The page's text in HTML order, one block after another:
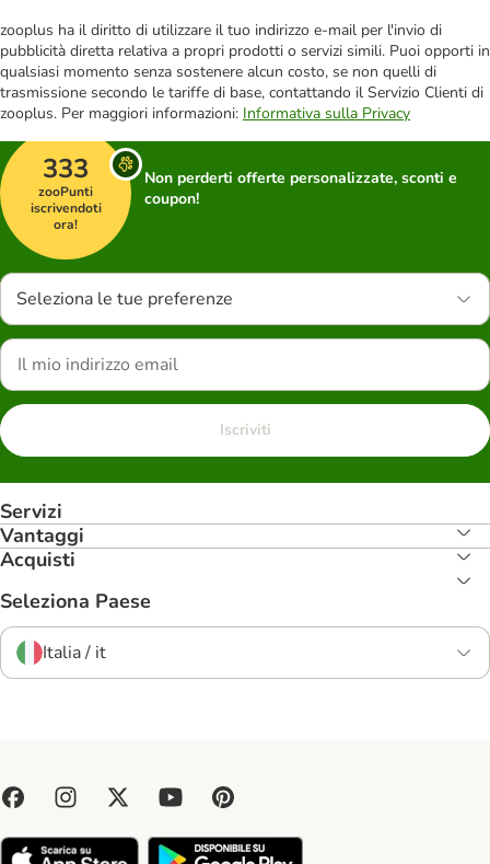
zooplus ha il diritto di utilizzare il tuo indirizzo e-mail per l'invio di
pubblicità diretta relativa a propri prodotti o servizi simili. Puoi opporti in
qualsiasi momento senza sostenere alcun costo, se non quelli di
trasmissione secondo le tariffe di base, contattando il Servizio Clienti di
zooplus. Per maggiori informazioni: Informativa sulla Privacy
333
zooPunti
iscrivendoti
ora!
Non perderti offerte personalizzate, sconti e
coupon!
Seleziona le tue preferenze
Iscriviti
Servizi
Vantaggi
Acquisti
Seleziona Paese
Italia / it